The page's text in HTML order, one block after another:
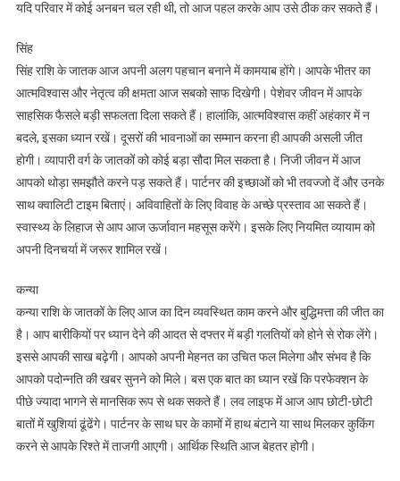
यदि परिवार में कोई अनबन चल रही थी, तो आज पहल करके आप उसे ठीक कर सकते हैं।
सिंह
सिंह राशि के जातक आज अपनी अलग पहचान बनाने में कामयाब होंगे। आपके भीतर का
आत्मविश्वास और नेतृत्व की क्षमता आज सबको साफ दिखेगी। पेशेवर जीवन में आपके
साहसिक फैसले बड़ी सफलता दिला सकते हैं। हालांकि, आत्मविश्वास कहीं अहंकार में न
बदले, इसका ध्यान रखें। दूसरों की भावनाओं का सम्मान करना ही आपकी असली जीत
होगी। व्यापारी वर्ग के जातकों को कोई बड़ा सौदा मिल सकता है। निजी जीवन में आज
आपको थोड़ा समझौते करने पड़ सकते हैं। पार्टनर की इच्छाओं को भी तवज्जो दें और उनके
साथ क्वालिटी टाइम बिताएं। अविवाहितों के लिए विवाह के अच्छे प्रस्ताव आ सकते हैं।
स्वास्थ्य के लिहाज से आप आज ऊर्जावान महसूस करेंगे। इसके लिए नियमित व्यायाम को
अपनी दिनचर्या में जरूर शामिल रखें।
कन्या
कन्या राशि के जातकों के लिए आज का दिन व्यवस्थित काम करने और बुद्धिमत्ता की जीत का
है। आप बारीकियों पर ध्यान देने की आदत से दफ्तर में बड़ी गलतियों को होने से रोक लेंगे।
इससे आपकी साख बढ़ेगी। आपको अपनी मेहनत का उचित फल मिलेगा और संभव है कि
आपको पदोन्नति की खबर सुनने को मिले। बस एक बात का ध्यान रखें कि परफेक्शन के
पीछे ज्यादा भागने से मानसिक रूप से थक सकते हैं। लव लाइफ में आज आप छोटी-छोटी
बातों में खुशियां ढूंढेंगे। पार्टनर के साथ घर के कामों में हाथ बंटाने या साथ मिलकर कुकिंग
करने से आपके रिश्ते में ताजगी आएगी। आर्थिक स्थिति आज बेहतर होगी।